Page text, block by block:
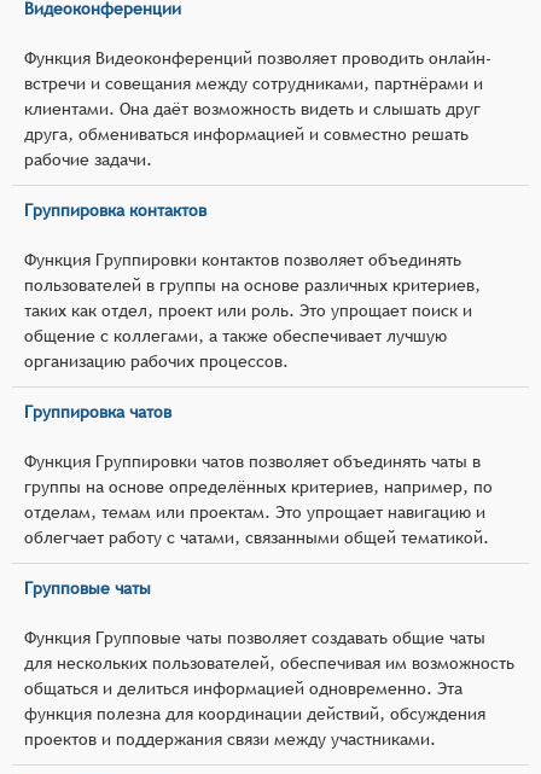
Видеоконференции
Функция Видеоконференций позволяет проводить онлайн-
встречи и совещания между сотрудниками, партнёрами и
клиентами. Она даёт возможность видеть и слышать друг
друга, обмениваться информацией и совместно решать
рабочие задачи.
Группировка контактов
Функция Группировки контактов позволяет объединять
пользователей в группы на основе различных критериев,
таких как отдел, проект или роль. Это упрощает поиск и
общение с коллегами, а также обеспечивает лучшую
организацию рабочих процессов.
Группировка чатов
Функция Группировки чатов позволяет объединять чаты в
группы на основе определённых критериев, например, по
отделам, темам или проектам. Это упрощает навигацию и
облегчает работу с чатами, связанными общей тематикой.
Групповые чаты
Функция Групповые чаты позволяет создавать общие чаты
для нескольких пользователей, обеспечивая им возможность
общаться и делиться информацией одновременно. Эта
функция полезна для координации действий, обсуждения
проектов и поддержания связи между участниками.